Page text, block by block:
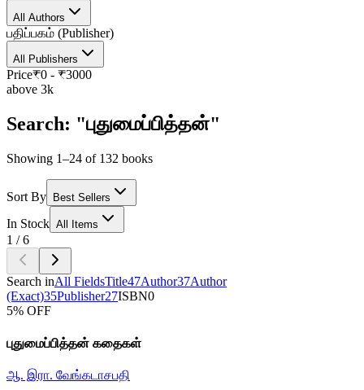
All Authors
பதிப்பகம் (Publisher)
All Publishers
Price₹0 - ₹3000
above 3k
Search: "புதுமைப்பித்தன்"
Showing 1–24 of 132 books
Sort By Best Sellers
In Stock All Items
1 /6
Search inAll FieldsTitle47Author37Author
(Exact)35Publisher27ISBN0
5% OFF
புதுமைப்பித்தன் கதைகள்
ஆ. இரா. வேங்கடாசபதி